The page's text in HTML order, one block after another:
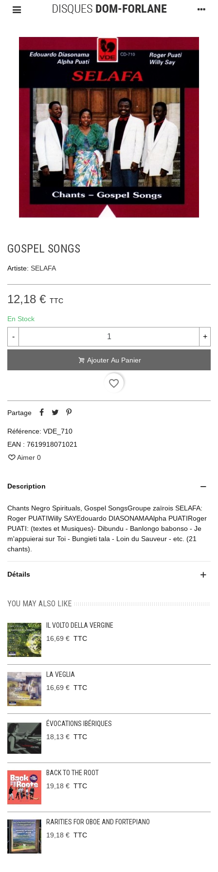
GOSPEL SONGS
Artiste: SELAFA
12,18 € TTC
En Stock
- +
Ajouter Au Panier
favorite_border
Partage
Référence: VDE_710
EAN : 7619918071021
Aimer 0
Description
Chants Negro Spirituals, Gospel SongsGroupe zaïrois SELAFA:
Roger PUATIWilly SAYEdouardo DIASONAMAAlpha PUATIRoger
PUATI: (textes et Musiques)- Dibundu - Banlongo babonso - Je
m'appuierai sur Toi - Bungieti tala - Loin du Sauveur - etc. (21
chants).
Détails
YOU MAY ALSO LIKE
IL VOLTO DELLA VERGINE
16,69 € TTC
LA VEGLIA
16,69 € TTC
ÉVOCATIONS IBÉRIQUES
18,13 € TTC
BACK TO THE ROOT
19,18 € TTC
RARITIES FOR OBOE AND FORTEPIANO
19,18 € TTC